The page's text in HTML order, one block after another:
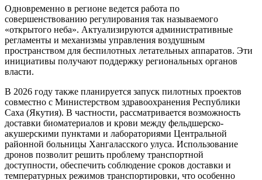
Одновременно в регионе ведется работа по
совершенствованию регулирования так называемого
«открытого неба». Актуализируются административные
регламенты и механизмы управления воздушным
пространством для беспилотных летательных аппаратов. Эти
инициативы получают поддержку региональных органов
власти.
В 2026 году также планируется запуск пилотных проектов
совместно с Министерством здравоохранения Республики
Саха (Якутия). В частности, рассматривается возможность
доставки биоматериалов и крови между фельдшерско-
акушерскими пунктами и лабораториями Центральной
районной больницы Хангаласского улуса. Использование
дронов позволит решить проблему транспортной
доступности, обеспечить соблюдение сроков доставки и
температурных режимов транспортировки, что особенно